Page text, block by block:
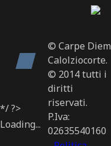
© Carpe Diem
Calolziocorte.
© 2014 tutti i
diritti
riservati.
P.Iva:
02635540160
*/ ?>
Loading...